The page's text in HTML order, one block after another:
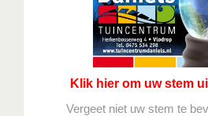
Klik hier om uw stem
Vergeet niet uw stem te